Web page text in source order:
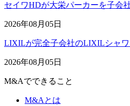
セイワHDが大栄パーカーを子会
2026年08月05日
LIXILが完全子会社のLIXILシャ
2026年08月05日
M&Aでできること
M&Aとは